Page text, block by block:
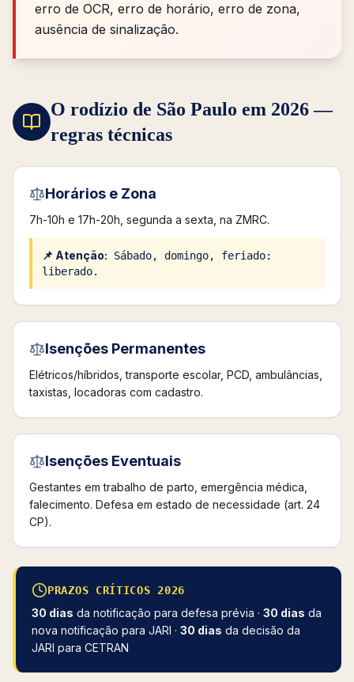
erro de OCR, erro de horário, erro de zona,
ausência de sinalização.
O rodízio de São Paulo em 2026 —
regras técnicas
Horários e Zona
7h-10h e 17h-20h, segunda a sexta, na ZMRC.
📌 Atenção:
Sábado, domingo, feriado:
liberado.
Isenções Permanentes
Elétricos/híbridos, transporte escolar, PCD, ambulâncias,
taxistas, locadoras com cadastro.
Isenções Eventuais
Gestantes em trabalho de parto, emergência médica,
falecimento. Defesa em estado de necessidade (art. 24
CP).
PRAZOS CRÍTICOS 2026
30 dias da notificação para defesa prévia · 30 dias da
nova notificação para JARI · 30 dias da decisão da
JARI para CETRAN